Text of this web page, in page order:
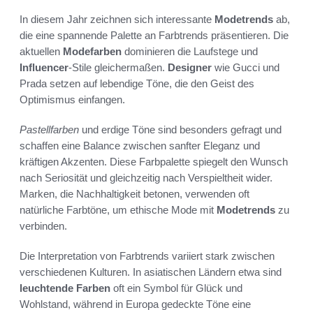
In diesem Jahr zeichnen sich interessante Modetrends ab,
die eine spannende Palette an Farbtrends präsentieren. Die
aktuellen Modefarben dominieren die Laufstege und
Influencer-Stile gleichermaßen. Designer wie Gucci und
Prada setzen auf lebendige Töne, die den Geist des
Optimismus einfangen.
Pastellfarben und erdige Töne sind besonders gefragt und
schaffen eine Balance zwischen sanfter Eleganz und
kräftigen Akzenten. Diese Farbpalette spiegelt den Wunsch
nach Seriosität und gleichzeitig nach Verspieltheit wider.
Marken, die Nachhaltigkeit betonen, verwenden oft
natürliche Farbtöne, um ethische Mode mit Modetrends zu
verbinden.
Die Interpretation von Farbtrends variiert stark zwischen
verschiedenen Kulturen. In asiatischen Ländern etwa sind
leuchtende Farben oft ein Symbol für Glück und
Wohlstand, während in Europa gedeckte Töne eine